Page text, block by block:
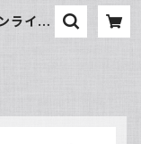
ライン